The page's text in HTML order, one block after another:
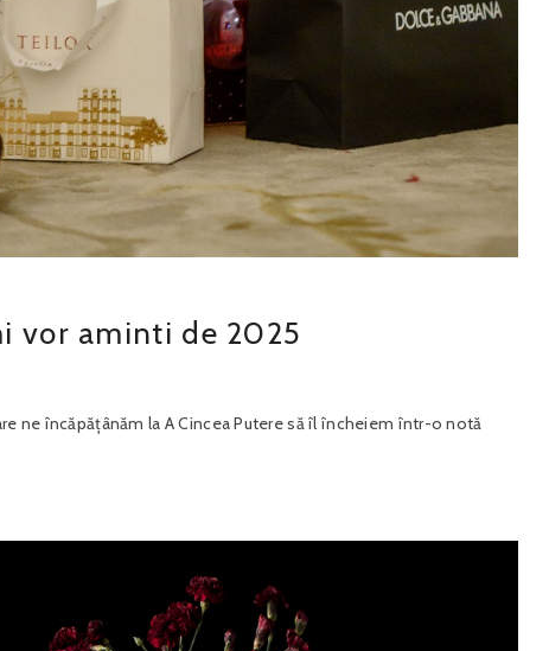
vor aminti de 2025
ne încăpățânăm la A Cincea Putere să îl încheiem într-o notă